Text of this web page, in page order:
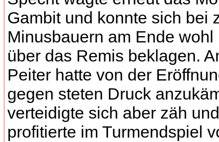
Gambit und konnte sich bei
Minusbauern am Ende wohl
über das Remis beklagen.
Peiter hatte von der
gegen steten Druck
verteidigte sich aber zäh und
profitierte im Turmendspiel